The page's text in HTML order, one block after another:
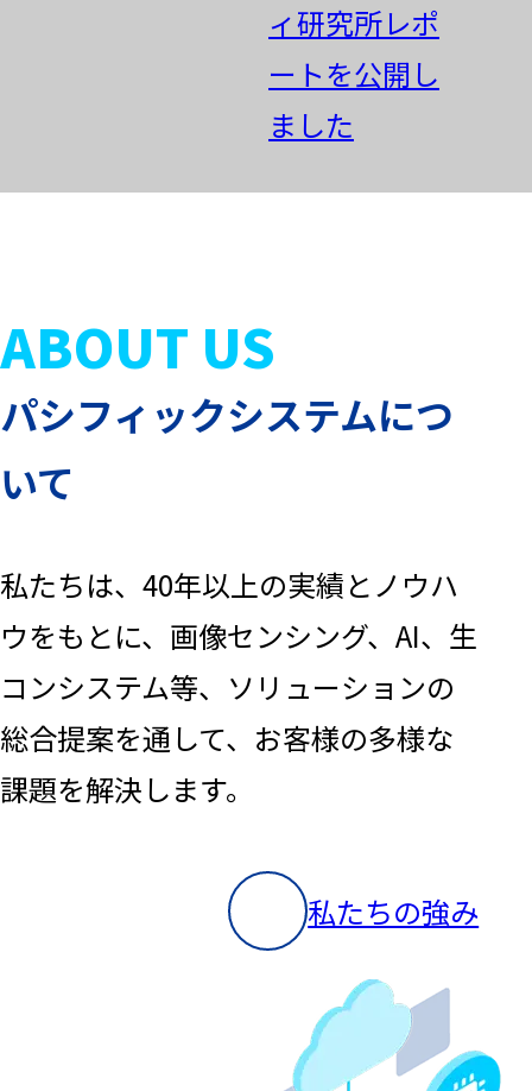
ィ研究所レポ
ートを公開し
ました
ABOUT US
パシフィックシステムにつ
いて
私たちは、40年以上の実績とノウハ
ウをもとに、画像センシング、AI、生
コンシステム等、ソリューションの
総合提案を通して、お客様の多様な
課題を解決します。
私たちの強み